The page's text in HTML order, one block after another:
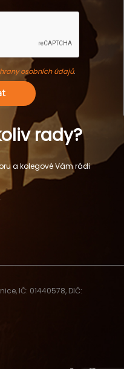
osobních údajů.
rady?
a kolegové Vám rádi
IČ: 01440578, DIČ: